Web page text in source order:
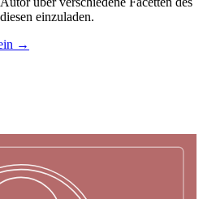
einzuladen.
→